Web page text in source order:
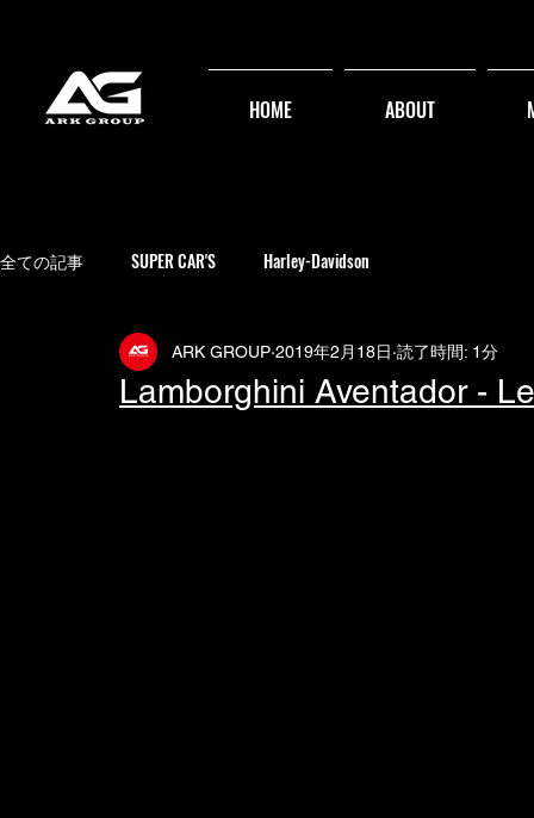
HOME ABOUT
全ての記事 SUPER CAR'S Harley-Davidson
Lamborghini Aventador -
ARK GROUP 2019年2月18日 読了時間: 1分